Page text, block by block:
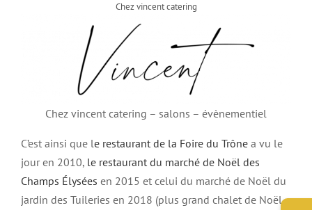
Chez vincent catering
Chez vincent catering – salons – évènementiel
C’est ainsi que le restaurant de la Foire du Trône a vu le
jour en 2010, le restaurant du marché de Noël des
Champs Élysées en 2015 et celui du marché de Noël du
jardin des Tuileries en 2018 (plus grand chalet de Noël